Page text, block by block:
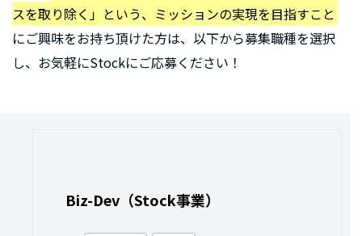
スを取り除く」という、ミッションの実現を目指すこと
にご興味をお持ち頂けた方は、以下から募集職種を選択
し、お気軽にStockにご応募ください！
Biz-Dev（Stock事業）